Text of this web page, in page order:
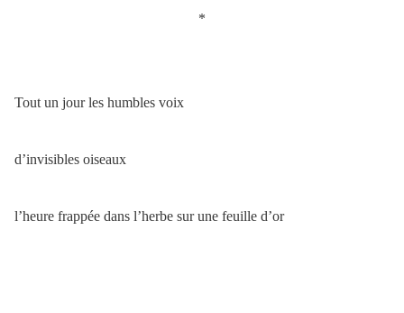
*
Tout un jour les humbles voix
d’invisibles oiseaux
l’heure frappée dans l’herbe sur une feuille d’or